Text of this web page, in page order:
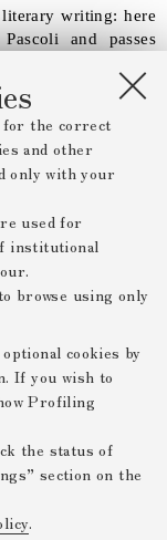
for the correct
and other
only with your
used for
institutional
browse using only
cookies by
If you wish to
Profiling
the status of
section on the
.
writing: here
and passes
Dante nel mondo
with a very broad
chronological point
Lenders, to the
Italian Philology
which have
their Projects of
to the entire staff,